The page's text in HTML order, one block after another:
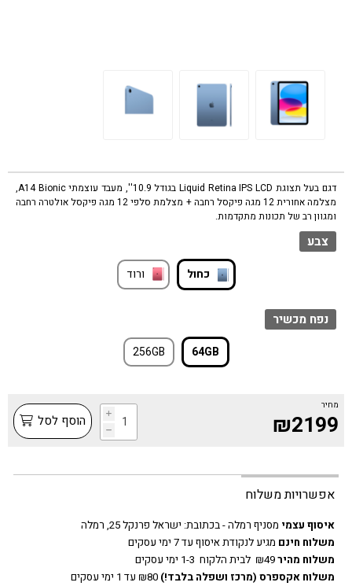
דגם בעל תצוגת Liquid Retina IPS LCD בגודל 10.9'', מעבד עוצמתי A14 Bionic,
מצלמה אחורית 12 מגה פיקסל רחבה + מצלמת סלפי 12 מגה פיקסל אולטרה רחבה
ומגוון רב של תכונות מתקדמות.
צבע
כחול ורוד
נפח מכשיר
64GB
256GB
מחיר
₪2199
i
h הוסף לסל
אפשרויות משלוח
איסוף עצמי מסניף רמלה - בכתובת: ישראל פרנקל 25, רמלה
משלוח חינם מגיע לנקודת איסוף עד 7 ימי עסקים
משלוח מהיר
משלוח אקספרס (מרכז ושפלה בלבד!)